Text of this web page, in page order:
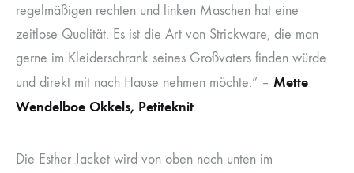
regelmäßigen rechten und linken Maschen hat eine
zeitlose Qualität. Es ist die Art von Strickware, die man
gerne im Kleiderschrank seines Großvaters finden würde
und direkt mit nach Hause nehmen möchte.” – Mette
Wendelboe Okkels, Petiteknit
Die Esther Jacket wird von oben nach unten im